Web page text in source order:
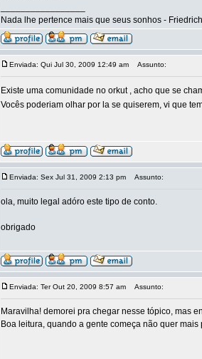
Nada lhe pertence mais que seus sonhos -
Enviada: Qui Jul 30, 2009 12:49 am Assunto:
Existe uma comunidade no orkut , acho que se
Vocês poderiam olhar por la se quiserem, vi que
Enviada: Sex Jul 31, 2009 2:13 pm Assunto:
ola, muito legal adóro este tipo de conto.
obrigado
Enviada: Ter Out 20, 2009 8:57 am Assunto:
Maravilha! demorei pra chegar nesse tópico, mas
Boa leitura, quando a gente começa não quer